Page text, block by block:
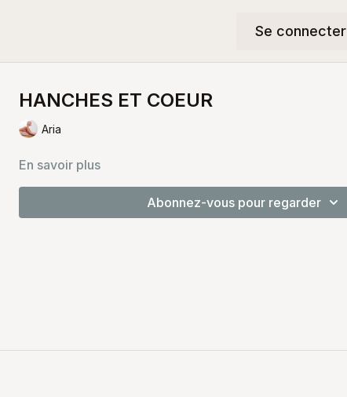
Se connecter
HANCHES ET COEUR
Aria
En savoir plus
Abonnez-vous pour regarder